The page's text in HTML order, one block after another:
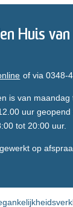
Huis van
of via 0348-
is van maandag
uur geopend
tot 20:00 uur.
op